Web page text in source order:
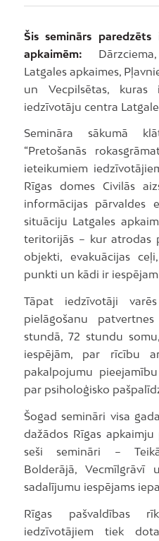
Šis seminārs
apkaimēm:
Latgales apkaimes,
un Vecpilsētas, kuras
iedzīvotāju centra
Semināra sākumā
“Pretošanās
ieteikumiem
Rīgas domes Civilās
informācijas pārvaldes
situāciju Latgales
teritorijās – kur atrodas
objekti, evakuācijas
punkti un kādi ir
Tāpat iedzīvotāji
pielāgošanu
stundā, 72 stundu
iespējām, par rīcību
pakalpojumu
par psiholoģisko
Šogad semināri visa
dažādos Rīgas
seši semināri –
Bolderājā, Vecmīlgrāvī
sadalījumu iespējams
Rīgas pašvaldības
iedzīvotājiem tiek